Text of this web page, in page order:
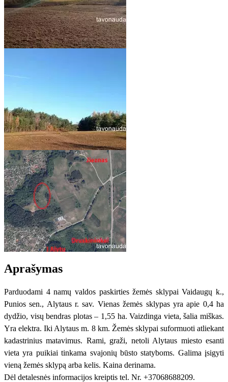
Aprašymas
Parduodami 4 namų valdos paskirties žemės sklypai Vaidaugų k.,
Punios sen., Alytaus r. sav. Vienas žemės sklypas yra apie 0,4 ha
dydžio, visų bendras plotas – 1,55 ha. Vaizdinga vieta, šalia miškas.
Yra elektra. Iki Alytaus m. 8 km. Žemės sklypai suformuoti atliekant
kadastrinius matavimus. Rami, graži, netoli Alytaus miesto esanti
vieta yra puikiai tinkama svajonių būsto statyboms. Galima įsigyti
vieną žemės sklypą arba kelis. Kaina derinama.
Dėl detalesnės informacijos kreiptis tel. Nr. +37068688209.